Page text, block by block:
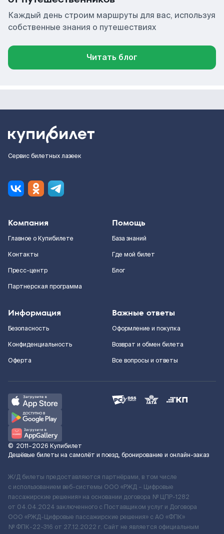
Каждый день строим маршруты для вас, используя
собственные знания о путешествиях
Читать блог
Сервис билетных лазеек
Компания
Главное о Купибилете
Контакты
Пресс-центр
Партнерская программа
Помощь
База знаний
Где мой билет
Блог
Информация
Безопасность
Конфиденциальность
Оферта
Важные ответы
Оформление и покупка
Возврат и обмен билета
Все вопросы и ответы
© 2011–2026 Купибилет
Дешёвые билеты на самолёт и поезд, бронирование и онлайн-заказ
Ж/Д билеты предоставляются партнёрами, в том числе
с использованием веб-системы ООО «РЖД – Цифровые
пассажирские решения» на основании договора № ЦПР-1282
от 04.04.2024 заключенного с Поставщиком услуг и Договора
ООО «РЖД-Цифровые пассажирские решения» c АО «ФПК»
№ ФПК-22-316 от 27.12.2022 г. Сайт не является официальным